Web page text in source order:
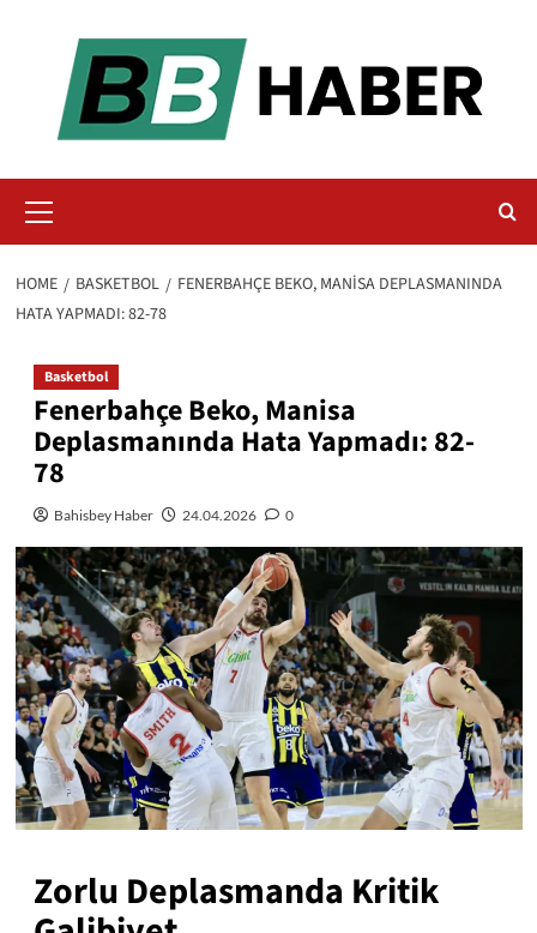
Menu
HOME BASKETBOL
FENERBAHÇE BEKO, MANISA DEPLASMANINDA
HATA YAPMADI: 82-78
Basketbol
Fenerbahçe Beko, Manisa
Deplasmanında Hata Yapmadı: 82-
78
Bahisbey Haber 24.04.2026 0
Zorlu Deplasmanda Kritik